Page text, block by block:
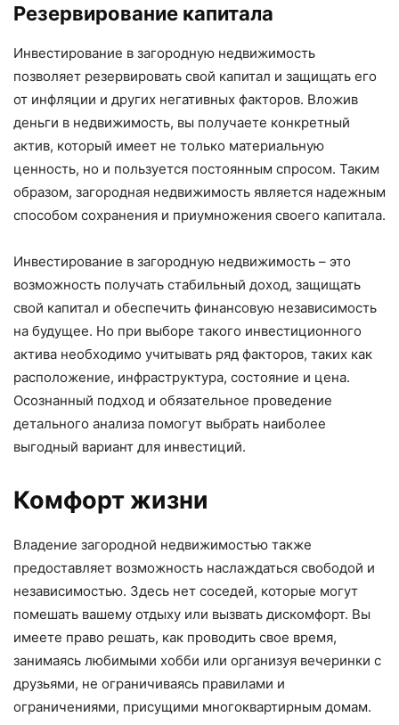
Резервирование капитала
Инвестирование в загородную недвижимость
позволяет резервировать свой капитал и защищать его
от инфляции и других негативных факторов. Вложив
деньги в недвижимость, вы получаете конкретный
актив, который имеет не только материальную
ценность, но и пользуется постоянным спросом. Таким
образом, загородная недвижимость является надежным
способом сохранения и приумножения своего капитала.
Инвестирование в загородную недвижимость – это
возможность получать стабильный доход, защищать
свой капитал и обеспечить финансовую независимость
на будущее. Но при выборе такого инвестиционного
актива необходимо учитывать ряд факторов, таких как
расположение, инфраструктура, состояние и цена.
Осознанный подход и обязательное проведение
детального анализа помогут выбрать наиболее
выгодный вариант для инвестиций.
Комфорт жизни
Владение загородной недвижимостью также
предоставляет возможность наслаждаться свободой и
независимостью. Здесь нет соседей, которые могут
помешать вашему отдыху или вызвать дискомфорт. Вы
имеете право решать, как проводить свое время,
занимаясь любимыми хобби или организуя вечеринки с
друзьями, не ограничиваясь правилами и
ограничениями, присущими многоквартирным домам.